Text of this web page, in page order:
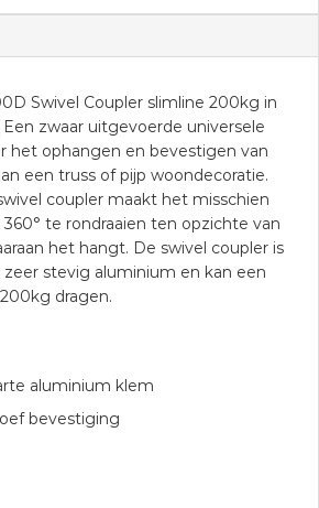
Swivel Coupler slimline 200kg in
zwaar uitgevoerde universele
het ophangen en bevestigen van
een truss of pijp woondecoratie.
coupler maakt het misschien
te rondraaien ten opzichte van
het hangt. De swivel coupler is
stevig aluminium en kan een
dragen.
aluminium klem
bevestiging